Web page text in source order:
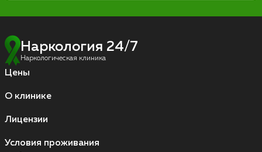
Наркология 24/7
Наркологическая клиника
Цены
О клинике
Лицензии
Условия проживания